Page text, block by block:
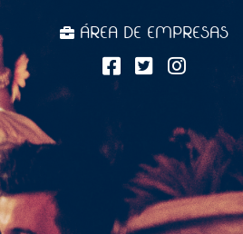
ÁREA DE EMPRESAS